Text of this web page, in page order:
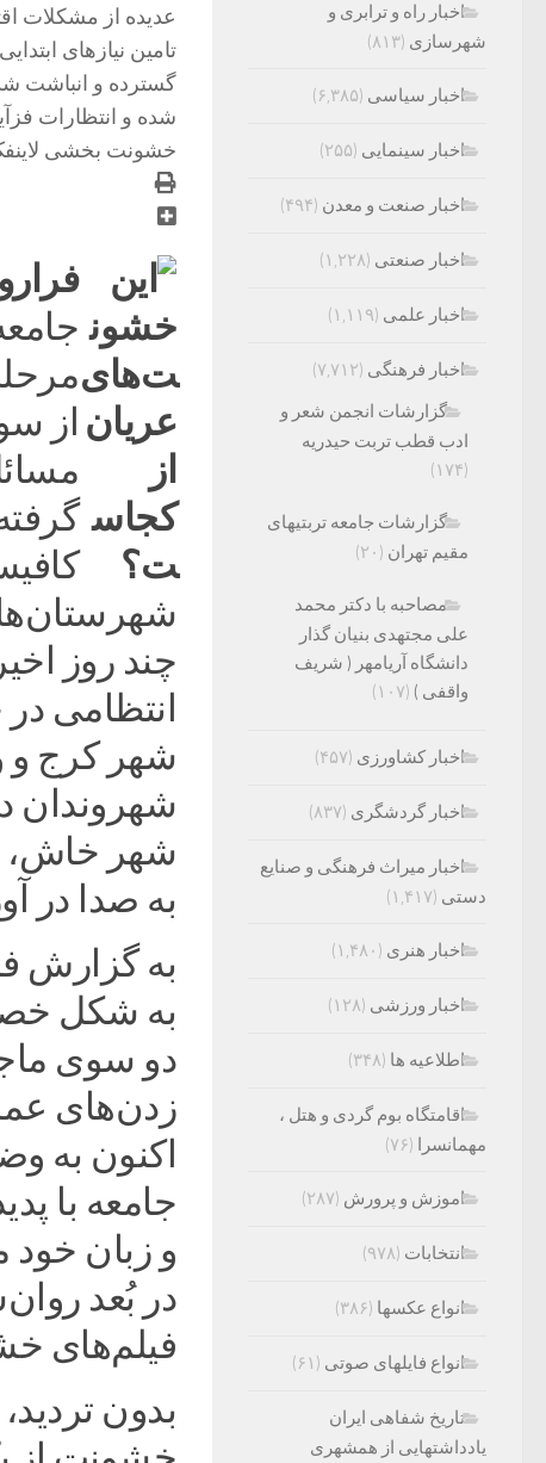
عدیده از مشکلات
تامین نیاز‌های
گسترده و انباشت
شده و انتظارات
خشونت بخشی
از
چند روز
شهر کرج و
شهر خاش،
به صدا در
به گزارش
به شکل
دو سوی
زدن‌های
اکنون به
جامعه با
و زبان خود
در بُعد
فیلم‌های
بدون
اخبار راه و ترابری و
شهرسازی (۸۱۳)
اخبار سیاسی (۶,۳۸۵)
اخبار سینمایی (۲۵۵)
اخبار صنعت و معدن (۴۹۴)
اخبار صنعتی (۱,۲۲۸)
اخبار علمی (۱,۱۱۹)
اخبار فرهنگی (۷,۷۱۲)
گزارشات انجمن شعر و
ادب قطب تربت حیدریه
(۱۷۴)
گزارشات جامعه تربتیهای
مقیم تهران (۲۰)
مصاحبه با دکتر محمد
علی مجتهدی بنیان گذار
دانشگاه آریامهر ( شریف
واقفی ) (۱۰۷)
اخبار کشاورزی (۴۵۷)
اخبار گردشگری (۸۳۷)
اخبار میراث فرهنگی و صنایع
دستی (۱,۴۱۷)
اخبار هنری (۱,۴۸۰)
اخبار ورزشی (۱۲۸)
اطلاعیه ها (۳۴۸)
اقامتگاه بوم گردی و هتل ،
مهمانسرا (۷۶)
اموزش و پرورش (۲۸۷)
انتخابات (۹۷۸)
انواع عکسها (۳۸۶)
انواع فایلهای صوتی (۶۱)
تاریخ شفاهی ایران
یادداشتهایی از همشهری